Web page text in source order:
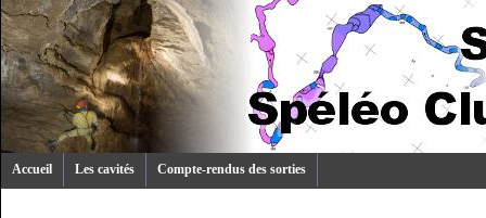
Accueil Les cavités Compte-rendus des sorties